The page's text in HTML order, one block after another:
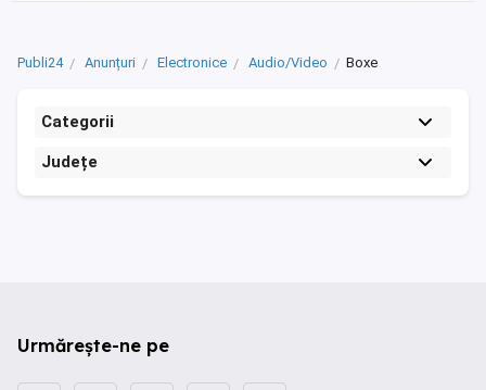
Publi24 Anunțuri Electronice Audio/Video Boxe
Categorii
Județe
Urmărește-ne pe